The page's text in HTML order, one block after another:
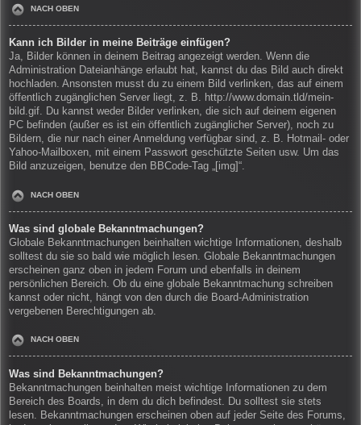
NACH OBEN
Kann ich Bilder in meine Beiträge einfügen?
Ja, Bilder können in deinem Beitrag angezeigt werden. Wenn die
Administration Dateianhänge erlaubt hat, kannst du das Bild auch direkt
hochladen. Ansonsten musst du zu einem Bild verlinken, das auf einem
öffentlich zugänglichen Server liegt, z. B. http://www.domain.tld/mein-
bild.gif. Du kannst weder Bilder verlinken, die sich auf deinem eigenen
PC befinden (außer es ist ein öffentlich zugänglicher Server), noch zu
Bildern, die nur nach einer Anmeldung verfügbar sind, z. B. Hotmail- oder
Yahoo-Mailboxen, mit einem Passwort geschützte Seiten usw. Um das
Bild anzuzeigen, benutze den BBCode-Tag „[img]“.
NACH OBEN
Was sind globale Bekanntmachungen?
Globale Bekanntmachungen beinhalten wichtige Informationen, deshalb
solltest du sie so bald wie möglich lesen. Globale Bekanntmachungen
erscheinen ganz oben in jedem Forum und ebenfalls in deinem
persönlichen Bereich. Ob du eine globale Bekanntmachung schreiben
kannst oder nicht, hängt von den durch die Board-Administration
vergebenen Berechtigungen ab.
NACH OBEN
Was sind Bekanntmachungen?
Bekanntmachungen beinhalten meist wichtige Informationen zu dem
Bereich des Boards, in dem du dich befindest. Du solltest sie stets
lesen. Bekanntmachungen erscheinen oben auf jeder Seite des Forums,